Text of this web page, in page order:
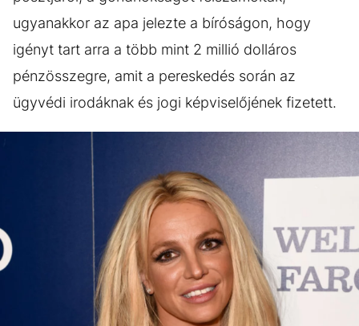
ugyanakkor az apa jelezte a bíróságon, hogy
igényt tart arra a több mint 2 millió dolláros
pénzösszegre, amit a pereskedés során az
ügyvédi irodáknak és jogi képviselőjének fizetett.